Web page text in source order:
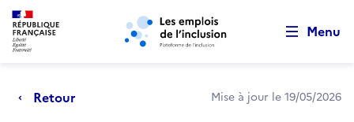
Aller au menu principal Aller au contenu principal
Menu
Retour Mise à jour le 19/05/2026
Retour au début de la page
Panneau de gestion des cookies